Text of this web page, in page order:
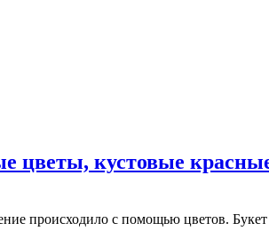
цветы, кустовые
происходило с помощью цветов. Букет